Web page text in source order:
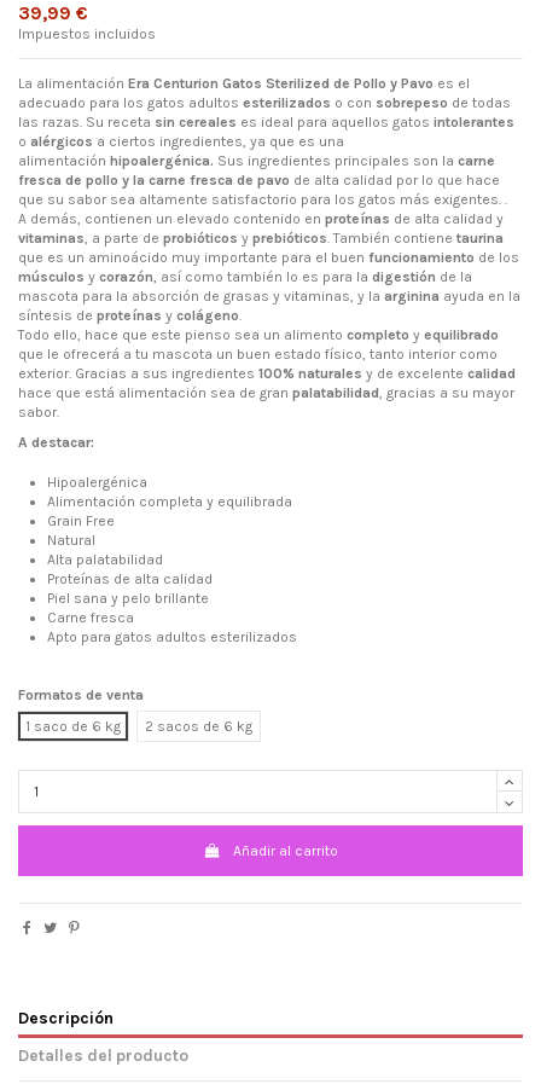
39,99 €
Impuestos incluidos
La alimentación Era Centurion Gatos Sterilized de Pollo y Pavo es el
adecuado para los gatos adultos esterilizados o con sobrepeso de todas
las razas. Su receta sin cereales es ideal para aquellos gatos intolerantes
o alérgicos a ciertos ingredientes, ya que es una
alimentación hipoalergénica. Sus ingredientes principales son la carne
fresca de pollo y la carne fresca de pavo de alta calidad por lo que hace
que su sabor sea altamente satisfactorio para los gatos más exigentes. .
A demás, contienen un elevado contenido en proteínas de alta calidad y
vitaminas , a parte de probióticos y prebióticos . También contiene taurina
que es un aminoácido muy importante para el buen funcionamiento de los
músculos y corazón , así como también lo es para la digestión de la
mascota para la absorción de grasas y vitaminas, y la arginina ayuda en la
síntesis de proteínas y colágeno
Todo ello, hace que este pienso sea un alimento completo y equilibrado
que le ofrecerá a tu mascota un buen estado físico, tanto interior como
exterior. Gracias a sus ingredientes 100% naturales y de excelente calidad
hace que está alimentación sea de gran palatabilidad , gracias a su mayor
sabor.
A destacar:
Hipoalergénica
Alimentación completa y equilibrada
Grain Free
Natural
Alta palatabilidad
Proteínas de alta calidad
Piel sana y pelo brillante
Carne fresca
Apto para gatos adultos esterilizados
Formatos de venta
1 saco de 6 kg
2 sacos de 6 kg
Añadir al carrito
Descripción
Detalles del producto